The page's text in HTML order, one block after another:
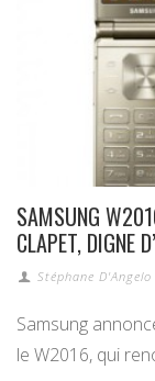
SAMSUNG
CLAPET, DIGNE
Stéphane D'Angelo
Samsung
le W2016, qui